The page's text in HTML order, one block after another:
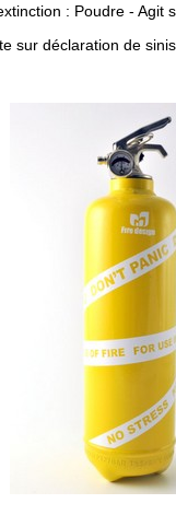
: Poudre - Agit
sur déclaration de